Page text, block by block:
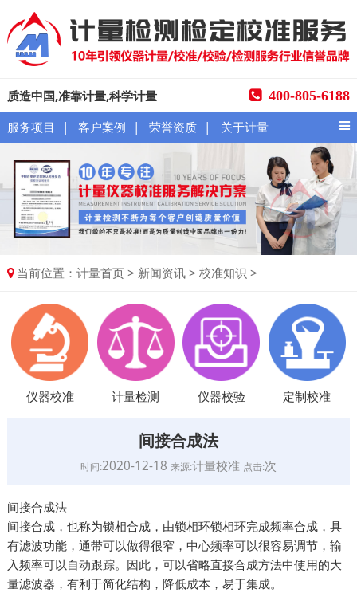
质造中国,准靠计量,科学计量 400-805-6188
服务项目 | 客户案例 | 荣誉资质 | 关于计量
当前位置：计量首页 > 新闻资讯 >校准知识 >
仪器校准 计量检测 仪器校验 定制校准
间接合成法
时间:2020-12-18 来源:计量校准 点击:次
间接合成法
间接合成，也称为锁相合成，由锁相环锁相环完成频率合成，具
有滤波功能，通带可以做得很窄，中心频率可以很容易调节，输
入频率可以自动跟踪。因此，可以省略直接合成方法中使用的大
量滤波器，有利于简化结构，降低成本，易于集成。